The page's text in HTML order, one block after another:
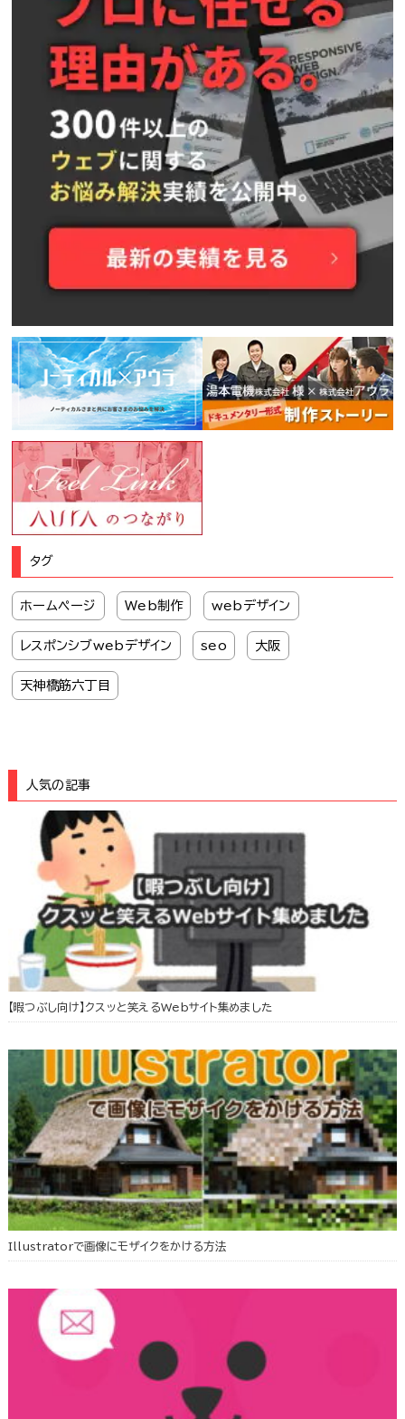
タグ
ホームページ Web制作 webデザイン
レスポンシブwebデザイン seo 大阪
天神橋筋六丁目
人気の記事
【暇つぶし向け】クスッと笑えるWebサイト集めました
Illustratorで画像にモザイクをかける方法